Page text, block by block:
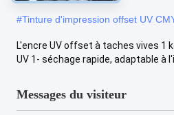
#Tinture d'impression offset UV
L'encre UV offset à taches vives 1
UV 1- séchage rapide, adaptable à
Messages du visiteur